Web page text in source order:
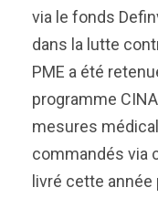
via le fonds
dans la lutte
PME a été
programme
mesures
commandés via
livré cette